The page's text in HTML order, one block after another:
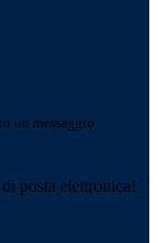
un messaggio
posta elettronica!